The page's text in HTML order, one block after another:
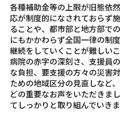
各種補助金等の上限が旧態依
応が制度的になされておらず
ることや、都市部と地方部で
にもかかわらず全国一律の制
継続をしていくことが難しい
病院の赤字の深刻さ、支援員
な負担、要支援の方々の災害
ための地域区分の見直しなど
どの重要なお声をいただきま
てしっかりと取り組んでいきま